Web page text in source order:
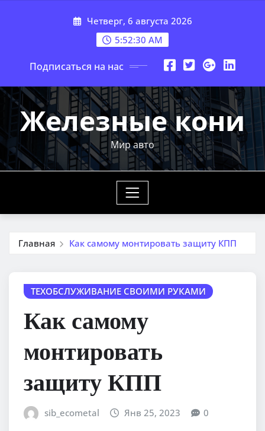
Четверг, 6 августа 2026
5:52:31 AM
Подписаться на нас
Железные кони
Мир авто
Главная Как самому монтировать защиту КПП
ТЕХОБСЛУЖИВАНИЕ СВОИМИ РУКАМИ
Как самому
монтировать
защиту КПП
sib_ecometal Янв 25, 2023 0